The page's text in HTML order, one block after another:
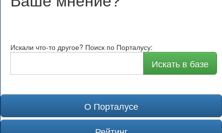
Искали что-то другое? Поиск по Порталусу:
Искать в базе
О Порталусе